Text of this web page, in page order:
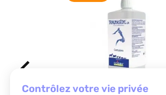
contrôlez votre vie privée